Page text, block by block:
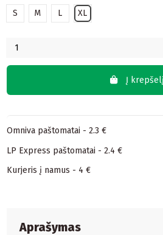
S
M L XL
Į krepšelį
Omniva paštomatai - 2.3 €
LP Express paštomatai - 2.4 €
Kurjeris į namus - 4 €
Aprašymas